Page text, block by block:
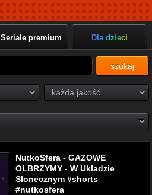
Seriale premium Dla dzieci
szukaj
NutkoSfera - GAZOWE
OLBRZYMY - W Układzie
Słonecznym #shorts
#nutkosfera